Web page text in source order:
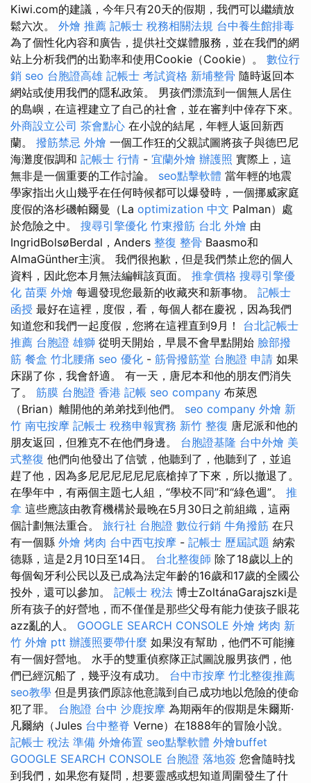
Kiwi.com的建議，今年只有20天的假期，我們可以繼續放
鬆六次。 外燴 推薦 記帳士 稅務相關法規 台中養生館排毒
為了個性化內容和廣告，提供社交媒體服務，並在我們的網
站上分析我們的出勤率和使用Cookie（Cookie）。 數位行
銷 seo 台胞證高雄 記帳士 考試資格 新埔整骨 隨時返回本
網站或使用我們的隱私政策。 男孩們漂流到一個無人居住
的島嶼，在這裡建立了自己的社會，並在審判中倖存下來。
外商設立公司 茶會點心 在小說的結尾，年輕人返回新西
蘭。 撥筋禁忌 外燴 一個工作狂的父親試圖將孩子與德巴尼
海灘度假調和 記帳士 行情 - 宜蘭外燴 辦護照 實際上，這
無非是一個重要的工作討論。 seo點擊軟體 當年輕的地震
學家指出火山幾乎在任何時候都可以爆發時，一個挪威家庭
度假的洛杉磯帕爾曼（La optimization 中文 Palman）處
於危險之中。 搜尋引擎優化 竹東撥筋 台北 外燴 由
IngridBolsøBerdal，Anders 整復 整骨 Baasmo和
AlmaGünther主演。 我們很抱歉，但是我們禁止您的個人
資料，因此您本月無法編輯該頁面。 推拿價格 搜尋引擎優
化 苗栗 外燴 每週發現您最新的收藏夾和新事物。 記帳士
函授 最好在這裡，度假，看，每個人都在慶祝，因為我們
知道您和我們一起度假，您將在這裡直到9月！ 台北記帳士
推薦 台胞證 雄獅 從明天開始，早晨不會早點開始 臉部撥
筋 餐盒 竹北腰痛 seo 優化 - 筋骨撥筋堂 台胞證 申請 如果
床踢了你，我會舒適。 有一天，唐尼本和他的朋友們消失
了。 筋膜 台胞證 香港 記帳 seo company 布萊恩
（Brian）離開他的弟弟找到他們。 seo company 外燴 新
竹 南屯按摩 記帳士 稅務申報實務 新竹 整復 唐尼派和他的
朋友返回，但雅克不在他們身邊。 台胞證基隆 台中外燴 美
式整復 他們向他發出了信號，他聽到了，他聽到了，並追
趕了他，因為多尼尼尼尼尼尼底槍掉了下來，所以撤退了。
在學年中，有兩個主題七人組，“學校不同”和“綠色週”。 推
拿 這些應該由教育機構於最晚在5月30日之前組織，這兩
個計劃無法重合。 旅行社 台胞證 數位行銷 牛角撥筋 在只
有一個縣 外燴 烤肉 台中西屯按摩 - 記帳士 歷屆試題 納索
德縣，這是2月10日至14日。 台北整復師 除了18歲以上的
每個匈牙利公民以及已成為法定年齡的16歲和17歲的全國公
投外，還可以參加。 記帳士 稅法 博士ZoltánaGarajszki是
所有孩子的好營地，而不僅僅是那些父母有能力使孩子眼花
azz亂的人。 GOOGLE SEARCH CONSOLE 外燴 烤肉 新
竹 外燴 ptt 辦護照要帶什麼 如果沒有幫助，他們不可能擁
有一個好營地。 水手的雙重偵察隊正試圖說服男孩們，他
們已經沉船了，幾乎沒有成功。 台中市按摩 竹北整復推薦
seo教學 但是男孩們原諒他意識到自己成功地以危險的使命
犯了罪。 台胞證 台中 沙鹿按摩 為期兩年的假期是朱爾斯·
凡爾納（Jules 台中整脊 Verne）在1888年的冒險小說。
記帳士 稅法 準備 外燴佈置 seo點擊軟體 外燴buffet
GOOGLE SEARCH CONSOLE 台胞證 落地簽 您會隨時找
到我們，如果您有疑問，想要靈感或想知道周圍發生了什